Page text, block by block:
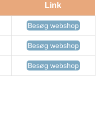
Link
Besøg webshop
Besøg webshop
Besøg webshop